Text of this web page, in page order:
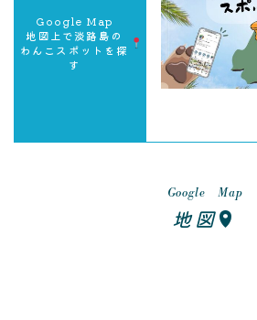
Google Map
地図上で淡路島の
わんこスポットを探
す
Google Map
地図